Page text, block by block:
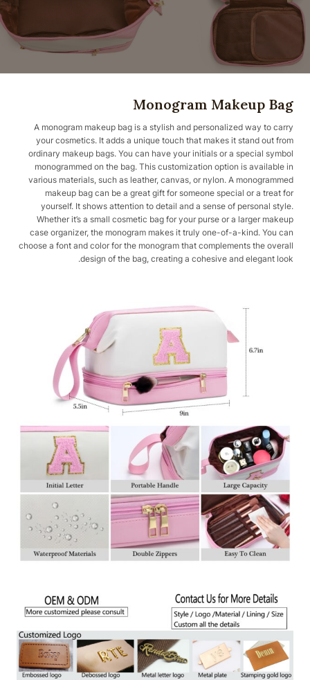
Monogram Makeup Bag
A monogram makeup bag is a stylish and personalized way to carry
your cosmetics. It adds a unique touch that makes it stand out from
ordinary makeup bags. You can have your initials or a special symbol
monogrammed on the bag. This customization option is available in
various materials, such as leather, canvas, or nylon. A monogrammed
makeup bag can be a great gift for someone special or a treat for
yourself. It shows attention to detail and a sense of personal style.
Whether it’s a small cosmetic bag for your purse or a larger makeup
case organizer, the monogram makes it truly one-of-a-kind. You can
choose a font and color for the monogram that complements the overall
design of the bag, creating a cohesive and elegant look.